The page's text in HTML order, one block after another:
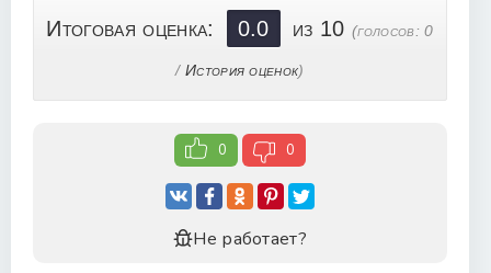
Итоговая оценка: 0.0 из 10(голосов:0
/ История оценок)
0 0
Не работает?